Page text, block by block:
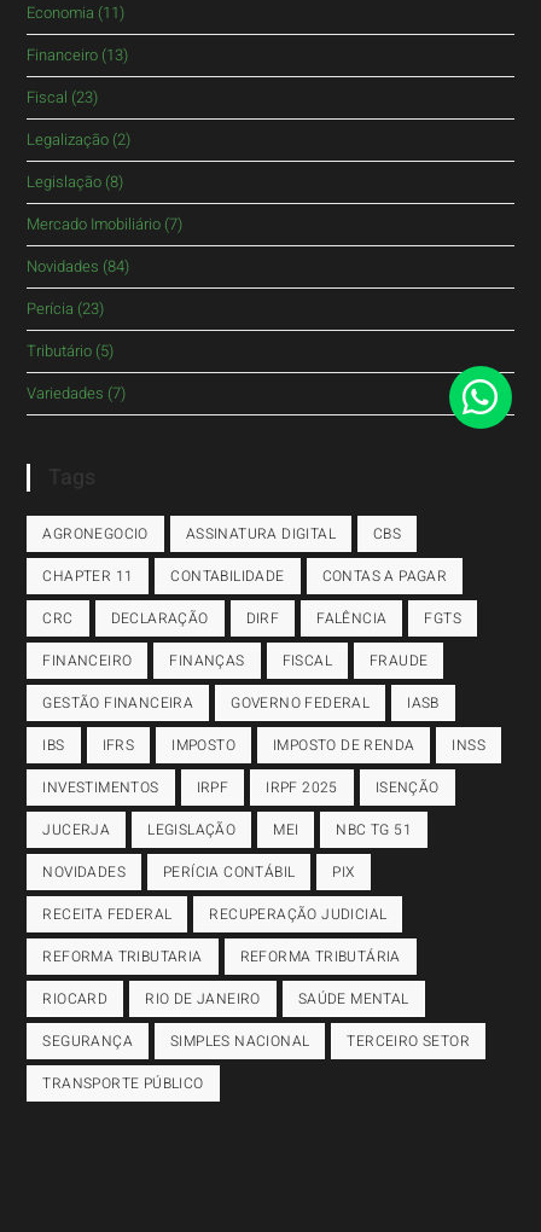
Economia (11)
Financeiro (13)
Fiscal (23)
Legalização (2)
Legislação (8)
Mercado Imobiliário (7)
Novidades (84)
Perícia (23)
Tributário (5)
Variedades (7)
AGRONEGOCIO ASSINATURA DIGITAL
CBS
CHAPTER 11
CONTABILIDADE
CONTAS A PAGAR
CRC
DECLARAÇÃO DIRF FALÊNCIA
FGTS
FINANCEIRO
FINANÇAS FISCAL
FRAUDE
GESTÃO FINANCEIRA
GOVERNO FEDERAL
IASB
IBS
IFRS IMPOSTO IMPOSTO DE RENDA
INSS
INVESTIMENTOS
IRPF IRPF 2025
ISENÇÃO
JUCERJA
LEGISLAÇÃO MEI
NBC TG 51
NOVIDADES
PERÍCIA CONTÁBIL
PIX
RECEITA FEDERAL
RECUPERAÇÃO JUDICIAL
REFORMA TRIBUTARIA
REFORMA TRIBUTÁRIA
RIOCARD
RIO DE JANEIRO
SAÚDE MENTAL
SEGURANÇA
SIMPLES NACIONAL
TERCEIRO SETOR
TRANSPORTE PÚBLICO